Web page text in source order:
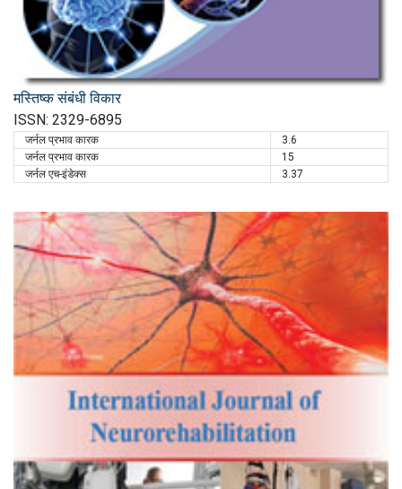
मस्तिष्क संबंधी विकार
ISSN: 2329-6895
जर्नल प्रभाव कारक
3.6
जर्नल प्रभाव कारक
15
जर्नल एच-इंडेक्स
3.37